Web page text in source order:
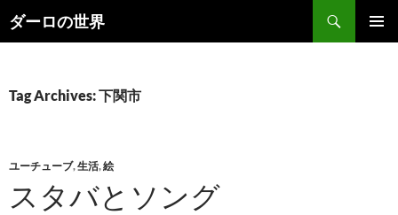
Skip
toダーロの世界
Search
Tag Archives: 下関市
ユーチューブ,生活,絵
スタバとソング